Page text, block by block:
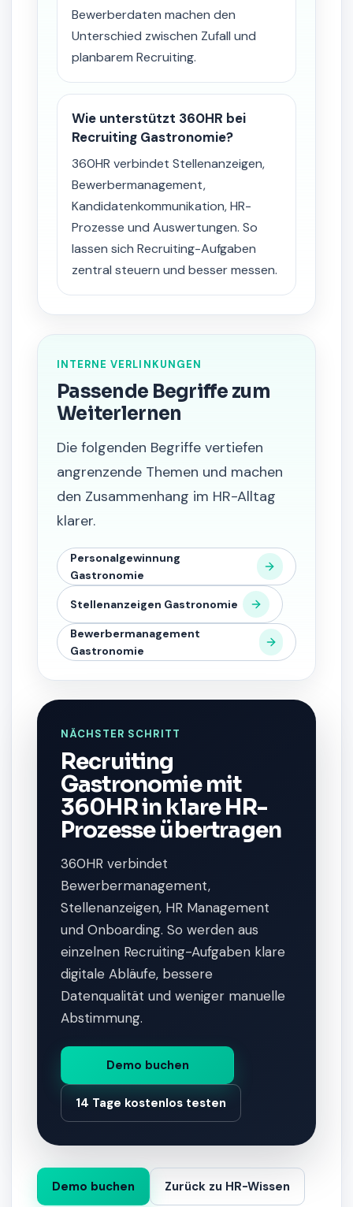
Bewerberdaten machen den
Unterschied zwischen Zufall und
planbarem Recruiting.
Wie unterstützt 360HR bei
Recruiting Gastronomie?
360HR verbindet Stellenanzeigen,
Bewerbermanagement,
Kandidatenkommunikation, HR-
Prozesse und Auswertungen. So
lassen sich Recruiting-Aufgaben
zentral steuern und besser messen.
INTERNE VERLINKUNGEN
Passende Begriffe zum
Weiterlernen
Die folgenden Begriffe vertiefen
angrenzende Themen und machen
den Zusammenhang im HR-Alltag
klarer.
Personalgewinnung
Gastronomie
Stellenanzeigen Gastronomie
Bewerbermanagement
Gastronomie
NÄCHSTER SCHRITT
Recruiting
Gastronomie mit
360HR in klare HR-
Prozesse übertragen
360HR verbindet
Bewerbermanagement,
Stellenanzeigen, HR Management
und Onboarding. So werden aus
einzelnen Recruiting-Aufgaben klare
digitale Abläufe, bessere
Datenqualität und weniger manuelle
Abstimmung.
Demo buchen
14 Tage kostenlos testen
Demo buchen Zurück zu HR-Wissen